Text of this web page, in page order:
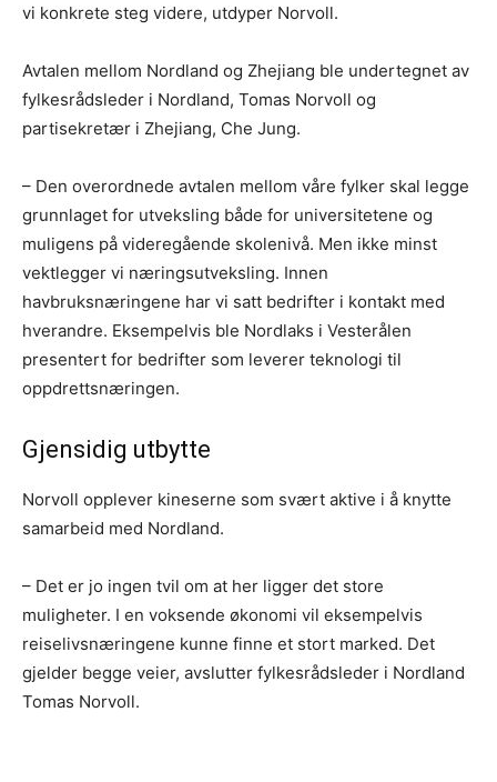
vi konkrete steg videre, utdyper Norvoll.
Avtalen mellom Nordland og Zhejiang ble undertegnet av
fylkesrådsleder i Nordland, Tomas Norvoll og
partisekretær i Zhejiang, Che Jung.
– Den overordnede avtalen mellom våre fylker skal legge
grunnlaget for utveksling både for universitetene og
muligens på videregående skolenivå. Men ikke minst
vektlegger vi næringsutveksling. Innen
havbruksnæringene har vi satt bedrifter i kontakt med
hverandre. Eksempelvis ble Nordlaks i Vesterålen
presentert for bedrifter som leverer teknologi til
oppdrettsnæringen.
Gjensidig utbytte
Norvoll opplever kineserne som svært aktive i å knytte
samarbeid med Nordland.
– Det er jo ingen tvil om at her ligger det store
muligheter. I en voksende økonomi vil eksempelvis
reiselivsnæringene kunne finne et stort marked. Det
gjelder begge veier, avslutter fylkesrådsleder i Nordland
Tomas Norvoll.